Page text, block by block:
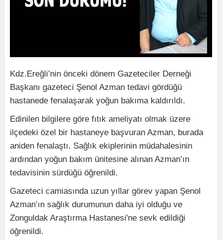
Kdz.Ereğli’nin önceki dönem Gazeteciler Derneği
Başkanı gazeteci Şenol Azman tedavi gördüğü
hastanede fenalaşarak yoğun bakıma kaldırıldı.
Edinilen bilgilere göre fıtık ameliyatı olmak üzere
ilçedeki özel bir hastaneye başvuran Azman, burada
aniden fenalaştı. Sağlık ekiplerinin müdahalesinin
ardından yoğun bakım ünitesine alınan Azman’ın
tedavisinin sürdüğü öğrenildi.
Gazeteci camiasında uzun yıllar görev yapan Şenol
Azman’ın sağlık durumunun daha iyi olduğu ve
Zonguldak Araştırma Hastanesi'ne sevk edildiği
öğrenildi.